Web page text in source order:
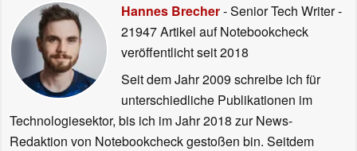
Hannes Brecher- Senior Tech Writer-
21947 Artikel auf Notebookcheck
veröffentlichtseit 2018
Seit dem Jahr 2009 schreibe ich für
unterschiedliche Publikationen im
Technologiesektor, bis ich im Jahr 2018 zur News-
Redaktion von Notebookcheck gestoßen bin. Seitdem